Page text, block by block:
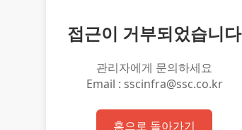
접근이 거부되었습니다
관리자에게 문의하세요
Email : sscinfra@ssc.co.kr
홈으로 돌아가기